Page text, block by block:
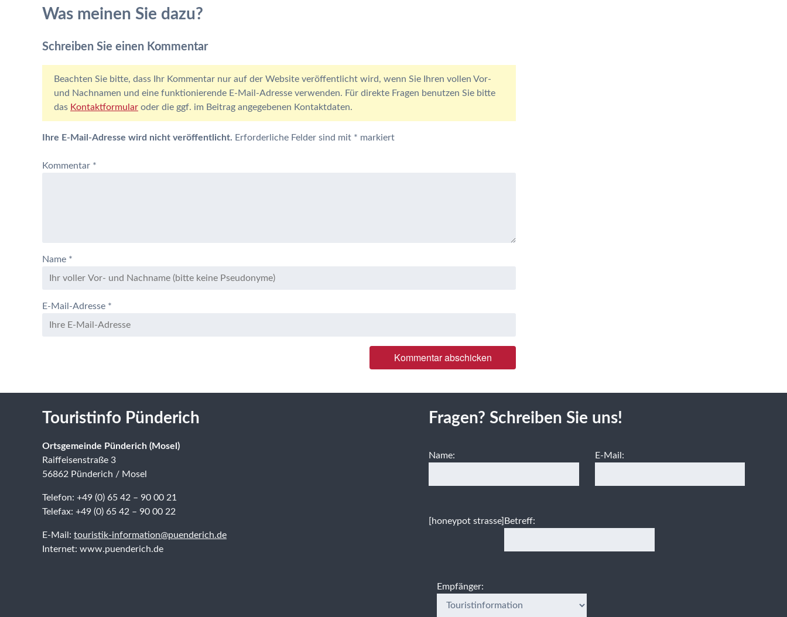
Was meinen Sie dazu?
Schreiben Sie einen Kommentar
Beachten Sie bitte, dass Ihr Kommentar nur auf der Website veröffentlicht wird, wenn Sie Ihren vollen Vor-
und Nachnamen und eine funktionierende E-Mail-Adresse verwenden. Für direkte Fragen benutzen Sie bitte
das Kontaktformular oder die ggf. im Beitrag angegebenen Kontaktdaten.
Ihre E-Mail-Adresse wird nicht veröffentlicht. Erforderliche Felder sind mit * markiert
Kommentar *
Name *
E-Mail-Adresse *
Touristinfo Pünderich
Ortsgemeinde Pünderich (Mosel)
Raiffeisenstraße 3
56862 Pünderich / Mosel
Telefon: +49 (0) 65 42 – 90 00 21
Telefax: +49 (0) 65 42 – 90 00 22
E-Mail: touristik-information@puenderich.de
Internet: www.puenderich.de
Fragen? Schreiben Sie uns!
Name: E-Mail:
[honeypot strasse] Betreff:
Empfänger: